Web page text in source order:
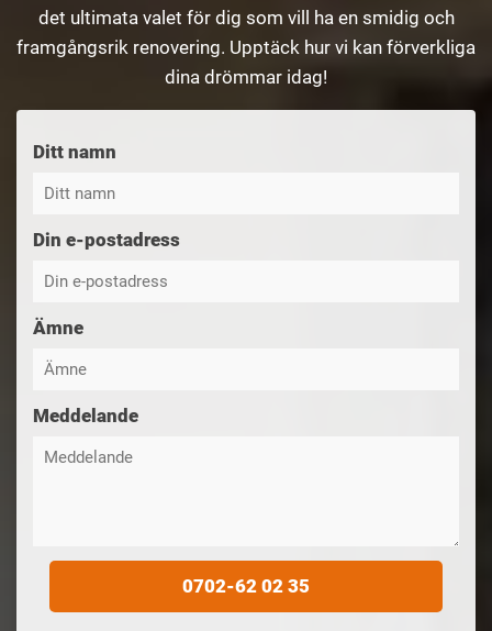
det ultimata valet för dig som vill ha en smidig och
framgångsrik renovering. Upptäck hur vi kan förverkliga
dina drömmar idag!
Ditt namn
Din e-postadress
Ämne
Meddelande
0702-62 02 35